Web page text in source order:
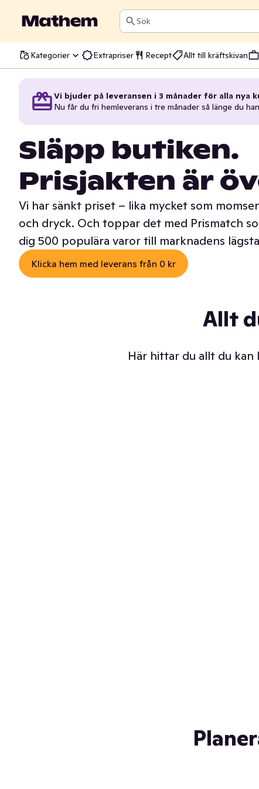
Sök
Kategorier Extrapriser Recept Allt till kräftskivan
Vi bjuder på leveransen i 3 månader för alla
Nu får du fri hemleverans i tre månader så länge du
Släpp butiken.
Prisjakten är
Vi har sänkt priset – lika mycket som
och dryck. Och toppar det med Prismatch
dig 500 populära varor till marknadens
Klicka hem med leverans från 0 kr
Allt
Här hittar du allt du